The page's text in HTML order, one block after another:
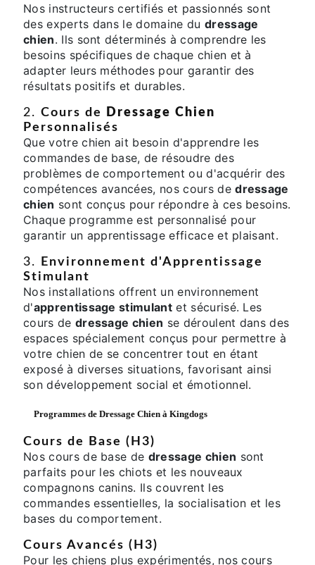
Nos instructeurs certifiés et passionnés sont
des experts dans le domaine du dressage
chien. Ils sont déterminés à comprendre les
besoins spécifiques de chaque chien et à
adapter leurs méthodes pour garantir des
résultats positifs et durables.
2. Cours de
Dressage Chien
Personnalisés
Que votre chien ait besoin d'apprendre les
commandes de base, de résoudre des
problèmes de comportement ou d'acquérir des
compétences avancées, nos cours dedressage
chien sont conçus pour répondre à ces besoins.
Chaque programme est personnalisé pour
garantir un apprentissage efficace et plaisant.
3.
Environnement d'Apprentissage
Stimulant
Nos installations offrent un environnement
d'apprentissage stimulant et sécurisé. Les
cours de dressage chien se déroulent dans des
espaces spécialement conçus pour permettre à
votre chien de se concentrer tout en étant
exposé à diverses situations, favorisant ainsi
son développement social et émotionnel.
Programmes de Dressage Chien à Kingdogs
Cours de Base (H3)
Nos cours de base de dressage chien sont
parfaits pour les chiots et les nouveaux
compagnons canins. Ils couvrent les
commandes essentielles, la socialisation et les
bases du comportement.
Cours Avancés (H3)
Pour les chiens plus expérimentés, nos cours